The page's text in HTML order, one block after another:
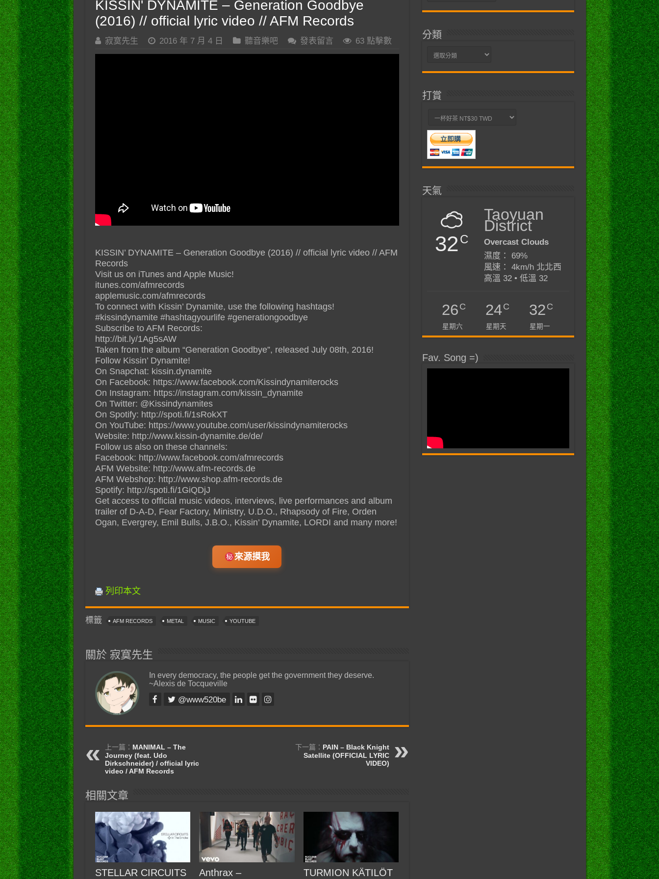
KISSIN' DYNAMITE – Generation Goodbye
(2016) // official lyric video // AFM Records
寂寞先生 2016 年 7 月 4 日 聽音樂吧 發表留言 63 點擊數
KISSIN’ DYNAMITE – Generation Goodbye (2016) // official lyric video // AFM
Records
Visit us on iTunes and Apple Music!
itunes.com/afmrecords
applemusic.com/afmrecords
To connect with Kissin’ Dynamite, use the following hashtags!
#‎kissindynamite‬ ‪#‎hashtagyourlife‬ ‪#‎generationgoodbye‬
Subscribe to AFM Records:
http://bit.ly/1Ag5sAW
Taken from the album “Generation Goodbye”, released July 08th, 2016!
Follow Kissin’ Dynamite!
On Snapchat: kissin.dynamite
On Facebook: https://www.facebook.com/Kissindynamiterocks
On Instagram: https://instagram.com/kissin_dynamite
On Twitter: @Kissindynamites
On Spotify: http://spoti.fi/1sRokXT
On YouTube: https://www.youtube.com/user/kissindynamiterocks
Website: http://www.kissin-dynamite.de/de/
Follow us also on these channels:
Facebook: http://www.facebook.com/afmrecords
AFM Website: http://www.afm-records.de
AFM Webshop: http://www.shop.afm-records.de
Spotify: http://spoti.fi/1GiQDjJ
Get access to official music videos, interviews, live performances and album
trailer of D-A-D, Fear Factory, Ministry, U.D.O., Rhapsody of Fire, Orden
Ogan, Evergrey, Emil Bulls, J.B.O., Kissin’ Dynamite, LORDI and many more!
來源摸我
列印本文
標籤 AFM RECORDS METAL MUSIC YOUTUBE
關於 寂寞先生
In every democracy, the people get the government they deserve.
~Alexis de Tocqueville
@www520be
上一篇： MANIMAL – The
Journey (feat. Udo
Dirkschneider) / official lyric
video / AFM Records
下一篇： PAIN – Black Knight
Satellite (OFFICIAL LYRIC
VIDEO)
相關文章
STELLAR CIRCUITS
Anthrax –
TURMION KÄTILÖT
分類
分
打賞
天氣
32C
Taoyuan
District
Overcast Clouds
濕度： 69%
風速： 4km/h 北北西
高溫 32 • 低溫 32
26C
星期六
24C
星期天
32C
星期一
Fav. Song =)